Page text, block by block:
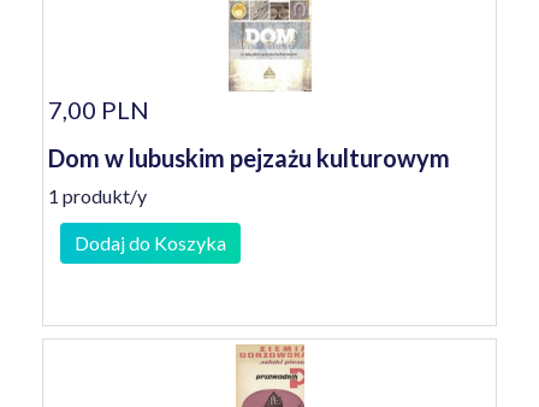
7,00 PLN
Dom w lubuskim pejzażu kulturowym
1 produkt/y
Dodaj do Koszyka